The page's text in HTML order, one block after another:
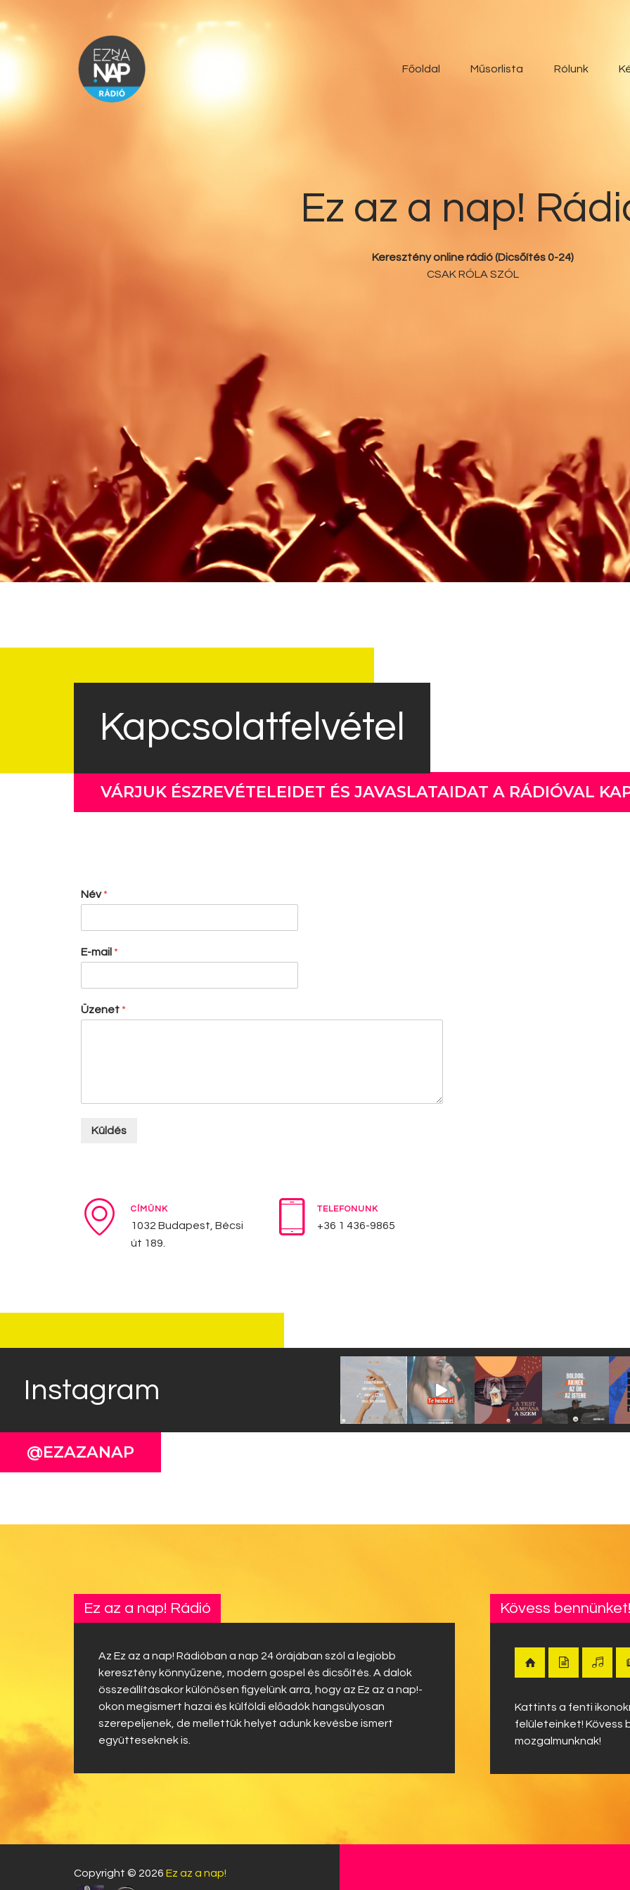
Főoldal Műsorlista Rólunk
Ez az a nap!
Keresztény online rádió (Dicsőítés 0-24)
CSAK RÓLA SZÓL
Támogatás
Ez az a nap!
Kapcsolatfelvétel
VÁRJUK ÉSZREVÉTELEIDET ÉS JAVASLATAIDAT A RÁDIÓVAL
Név*
E-mail *
Üzenet *
Küldés
CÍMÜNK
1032 Budapest, Bécsi
út 189.
TELEFONUNK
+36 1 436-9865
Instagram
@EZAZANAP
Ez az a nap! Rádió
Az Ez az a nap! Rádióban a nap 24 órájában szól a legjobb
keresztény könnyűzene, modern gospel és dicsőítés. A dalok
összeállításakor különösen figyelünk arra, hogy az Ez az a nap!-
okon megismert hazai és külföldi előadók hangsúlyosan
szerepeljenek, de mellettük helyet adunk kevésbe ismert
együtteseknek is.
Kövess bennünket!
Kattints a fenti
felületeinket! Kövess
mozgalmunknak!
Copyright © 2026 Ez az a nap!